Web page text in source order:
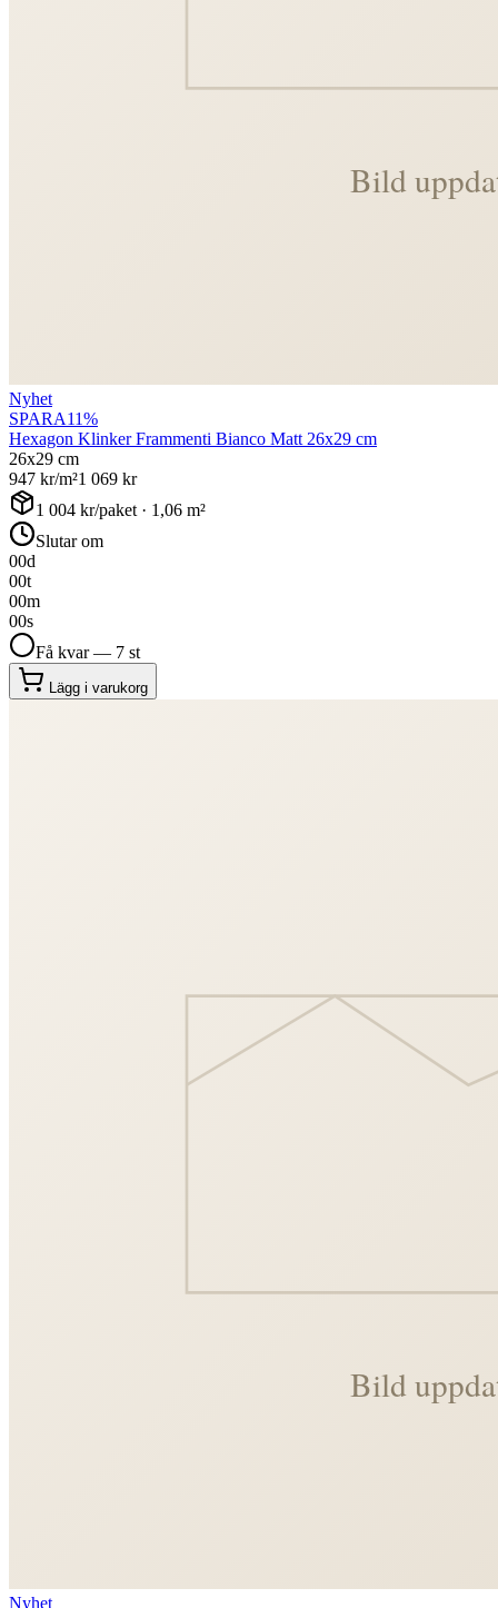
Nyhet
SPARA11%
Hexagon Klinker Frammenti Bianco Matt 26x29 cm
26x29 cm
947 kr/m²1 069 kr
1 004 kr/paket · 1,06 m²
Slutar om
00d
00t
00m
00s
Få kvar — 7 st
Lägg i varukorg
Nyhet